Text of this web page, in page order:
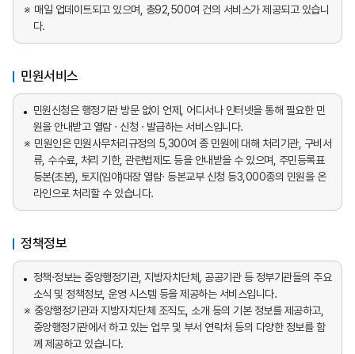
매일 업데이트되고 있으며, 총92,500여 건의 서비스가 제공되고 있습니
다.
민원서비스
민원신청은 행정기관 방문 없이 언제, 어디서나 인터넷을 통해 필요한 민
원을 안내받고 열람 · 신청 · 발급하는 서비스입니다.
민원인은 민원사무처리규정의 5,300여 종 민원에 대해 처리기관, 구비서
류, 수수료, 처리 기한, 관련법제도 등을 안내받을 수 있으며, 주민등록표
등본(초본), 토지(임야)대장 열람· 등본교부 신청 등3,000종의 민원을 온
라인으로 처리할 수 있습니다.
정책정보
정책·정보는 중앙행정기관, 지방자치단체, 공공기관 등 정부기관들의 주요
소식 및 정책정보, 운영 시스템 등을 제공하는 서비스입니다.
중앙행정기관과 지방자치단체 조직도, 소개 등의 기본 정보를 제공하고,
중앙행정기관에서 하고 있는 업무 및 부서 연락처 등의 다양한 정보를 함
께 제공하고 있습니다.